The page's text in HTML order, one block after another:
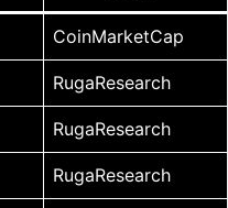
CoinMarketCap
RugaResearch
RugaResearch
RugaResearch